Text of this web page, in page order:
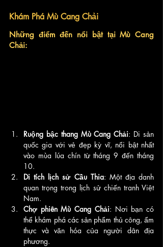
Khám Phá Mù Cang Chải
Những điểm đến nổi bật tại Mù Cang
Chải:
Ruộng bậc thang Mù Cang Chải: Di sản
quốc gia với vẻ đẹp kỳ vĩ, nổi bật nhất
vào mùa lúa chín từ tháng 9 đến tháng
10.
Di tích lịch sử Cầu Thia: Một địa danh
quan trọng trong lịch sử chiến tranh Việt
Nam.
Chợ phiên Mù Cang Chải: Nơi bạn có
thể khám phá các sản phẩm thủ công, ẩm
thực và văn hóa của người dân địa
phương.